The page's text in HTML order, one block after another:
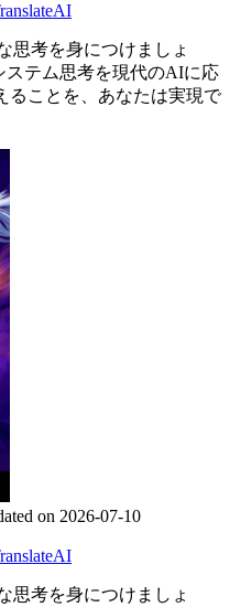
思考を身につけましょ
ステム思考を現代のAIに応
ることを、あなたは実現で
on 2026-07-10
思考を身につけましょ